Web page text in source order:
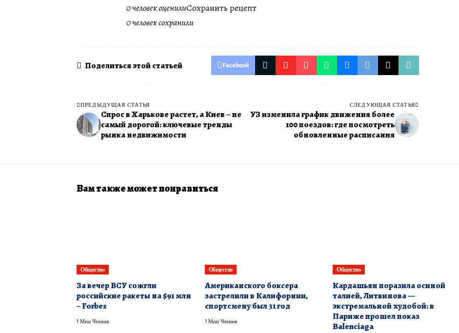
0 человек оценилиСохранить рецепт
0 человек сохранили
Поделиться этой статьей Facebook
ПРЕДЫДУЩАЯ СТАТЬЯ
Спрос в Харькове растет, а Киев – не
самый дорогой: ключевые тренды
рынка недвижимости
СЛЕДУЮЩАЯ СТАТЬЯ
УЗ изменила график движения более
100 поездов: где посмотреть
обновленные расписания
Вам также может понравиться
Общество
​За вечер ВСУ сожгли
российские ракеты на $91 млн
– Forbes
1 Мин Чтения
Общество
Американского боксера
застрелили в Калифорнии,
спортсмену был 31 год
1 Мин Чтения
Общество
Кардашьян поразила осиной
талией, Литвинова —
экстремальной худобой: в
Париже прошел показ
Balenciaga